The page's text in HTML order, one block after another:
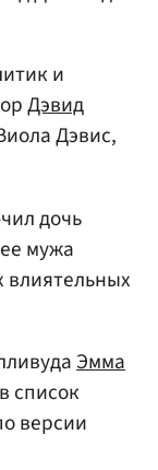
и
Дэвид
Дэвис,
дочь
мужа
влиятельных
Эмма
список
версии